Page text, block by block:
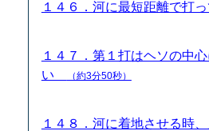
１４６．河に最短距離で打
１４７．第１打はヘソの中
い
（約3分50秒）
１４８．河に着地させる時